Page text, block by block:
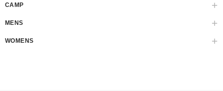
CAMP
MENS
WOMENS